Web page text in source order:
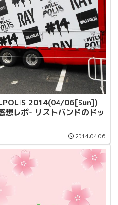
2014(04/06[Sun])
想レポ- リストバンドのドッ
2014.04.06